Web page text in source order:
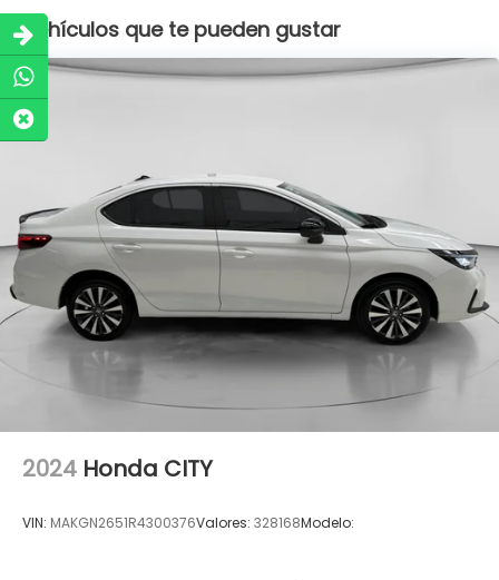
Vehículos que te pueden gustar
2024 Honda CITY
VIN: MAKGN2651R4300376Valores: 328168Modelo: